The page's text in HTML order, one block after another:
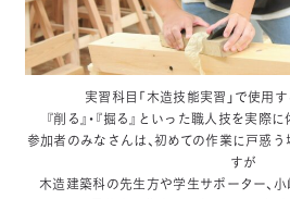
実習科目「木造技能実習」で使用
『削る』・『掘る』といった職人技を実際
参加者のみなさんは、初めての作業に戸惑
すが
木造建築科の先生方や学生サポーター、